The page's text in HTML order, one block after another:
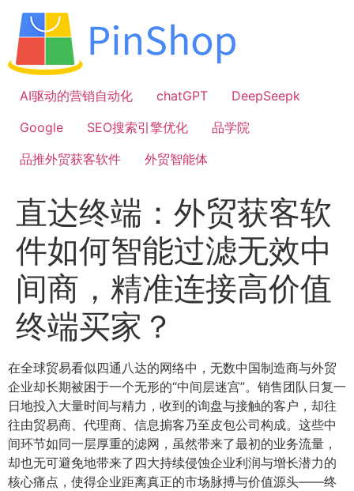
容
AI驱动的营销自动化
chatGPT
DeepSeepk
Google
SEO搜索引擎优化
品学院
品推外贸获客软件
外贸智能体
直达终端：外贸获客软
件如何智能过滤无效中
间商，精准连接高价值
终端买家？
在全球贸易看似四通八达的网络中，无数中国制造商与外贸
企业却长期被困于一个无形的“中间层迷宫”。销售团队日复一
日地投入大量时间与精力，收到的询盘与接触的客户，却往
往由贸易商、代理商、信息掮客乃至皮包公司构成。这些中
间环节如同一层厚重的滤网，虽然带来了最初的业务流量，
却也无可避免地带来了四大持续侵蚀企业利润与增长潜力的
核心痛点，使得企业距离真正的市场脉搏与价值源头——终